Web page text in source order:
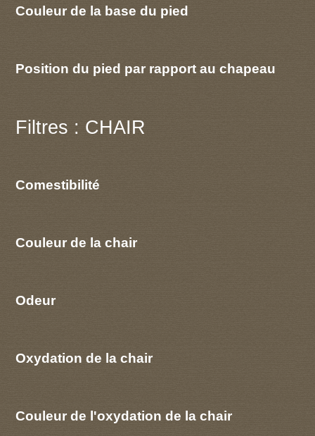
Couleur de la base du pied
Position du pied par rapport au chapeau
Filtres : CHAIR
Comestibilité
Couleur de la chair
Odeur
Oxydation de la chair
Couleur de l'oxydation de la chair